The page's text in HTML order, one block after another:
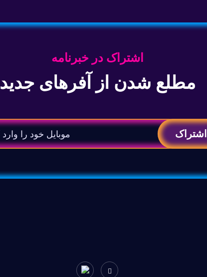
اشتراک در خبرنامه
مطلع شدن از آفرهای جدید
اشتراک